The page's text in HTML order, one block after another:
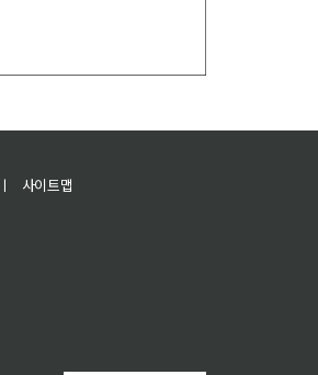
ㅣ
사이트맵